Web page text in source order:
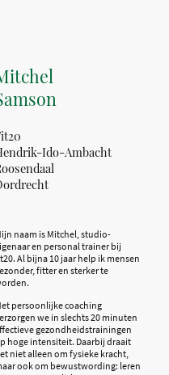
Ido-Ambacht
naam is Mitchel, studio-
en personal trainer bij
Al bijna 10 jaar help ik mensen
fitter en sterker te
persoonlijke coaching
we in slechts 20 minuten
gezondheidstrainingen
hoge intensiteit. Daarbij draait
niet alleen om fysieke kracht,
ook om bewustwording: leren